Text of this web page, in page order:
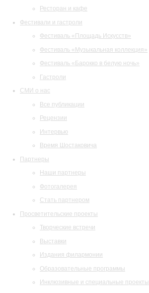
Ресторан и кафе
Фестивали и гастроли
Фестиваль «Площадь Искусств»
Фестиваль «Музыкальная коллекция»
Фестиваль «Барокко в белую ночь»
Гастроли
СМИ о нас
Все публикации
Рецензии
Интервью
Время Шостаковича
Партнеры
Наши партнеры
Фотогалерея
Стать партнером
Просветительские проекты
Творческие встречи
Выставки
Издания филармонии
Образовательные программы
Инклюзивные и специальные проекты